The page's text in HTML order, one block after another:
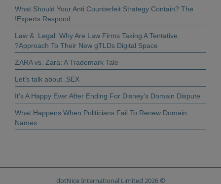
What Should Your Anti Counterfeit Strategy Contain? The
Experts Respond!
.Law & .Legal: Why Are Law Firms Taking A Tentative
Approach To Their New gTLDs Digital Space?
ZARA vs. Zara: A Trademark Tale
Let’s talk about .SEX
It’s A Happy Ever After Ending For Disney’s Domain Dispute
What Happens When Politicians Fail To Renew Domain
Names
© 2026 dotNice International Limited